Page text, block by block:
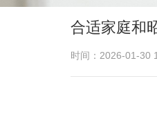
合适家庭和
时间：2026-01-30